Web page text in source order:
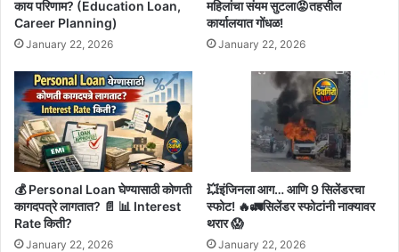
काय परिणाम? (Education Loan,
Career Planning)
January 22, 2026
महिलांचा संयम सुटला😡तहसील
कार्यालयात गोंधळ!
January 22, 2026
💰 Personal Loan घेण्यासाठी कोणती
कागदपत्रे लागतात? 📄 📊 Interest
Rate किती?
January 22, 2026
💥इंजिनला आग… आणि 9 सिलेंडरचा
स्फोट! 🔥🚛सिलेंडर स्फोटांनी नाक्यावर
थरार 😱
January 22, 2026